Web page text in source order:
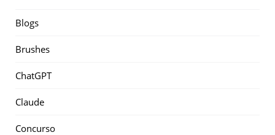
Blogs
Brushes
ChatGPT
Claude
Concurso